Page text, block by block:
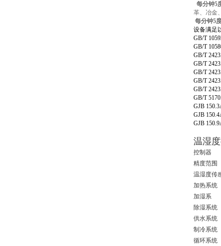
每分钟5
革、冶金
每分钟5
设备满足
GB/T
GB/T
GB/T
GB/T
GB/T
GB/T
GB/T
GB/T
GJB
GJB
GJB
温湿度
控制器
精度范围
温湿度传
加热系统
加湿系
除湿系统
供水系统
制冷系统
循环系统